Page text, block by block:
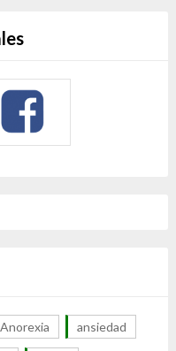
Anorexia ansiedad